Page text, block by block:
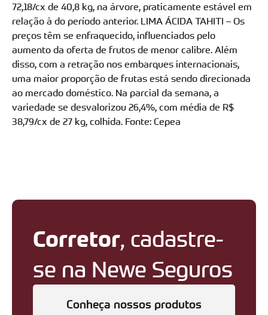
72,18/cx de 40,8 kg, na árvore, praticamente estável em
relação à do período anterior. LIMA ÁCIDA TAHITI – Os
preços têm se enfraquecido, influenciados pelo
aumento da oferta de frutos de menor calibre. Além
disso, com a retração nos embarques internacionais,
uma maior proporção de frutas está sendo direcionada
ao mercado doméstico. Na parcial da semana, a
variedade se desvalorizou 26,4%, com média de R$
38,79/cx de 27 kg, colhida. Fonte: Cepea
Corretor, cadastre-
se na Newe Seguros
Conheça nossos produtos